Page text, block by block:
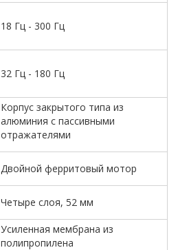
18 Гц - 300 Гц
32 Гц - 180 Гц
Корпус закрытого типа из
алюминия с пассивными
отражателями
Двойной ферритовый мотор
Четыре слоя, 52 мм
Усиленная мембрана из
полипропилена